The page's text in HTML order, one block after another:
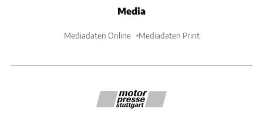
Media
Mediadaten Online Mediadaten Print